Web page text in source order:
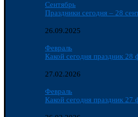
Сентябрь
Праздники сегодня – 28
26.09.2025
Февраль
Какой сегодня праздник
27.02.2026
Февраль
Какой сегодня праздник